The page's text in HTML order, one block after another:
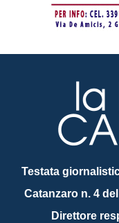
Testata
Catanzaro n. 4
Direttore